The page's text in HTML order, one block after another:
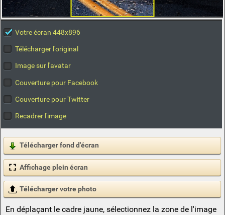
Votre écran 448x896
Télécharger l'original
Image sur l'avatar
Couverture pour Facebook
Couverture pour Twitter
Recadrer l'image
Télécharger fond d'écran
Affichage plein écran
Télécharger votre photo
En déplaçant le cadre jaune, sélectionnez la zone de l'image